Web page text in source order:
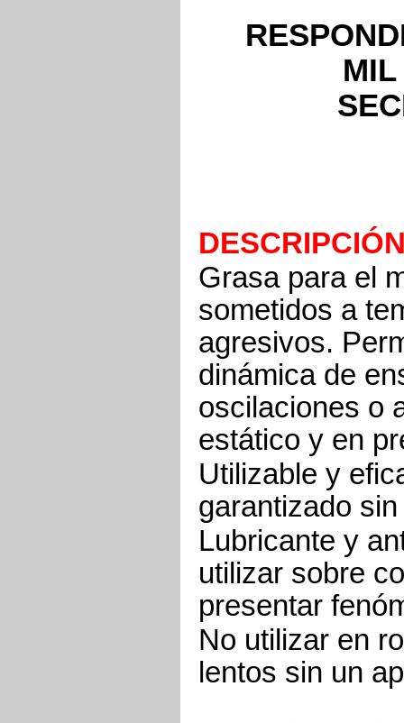
MIL
Grasa para el
sometidos a
agresivos.
dinámica de
oscilaciones o
estático y en
Utilizable y
garantizado
Lubricante y
utilizar sobre
presentar
No utilizar en
lentos sin un